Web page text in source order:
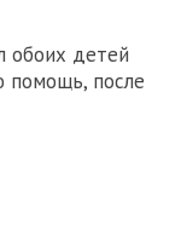
обоих детей
помощь, после